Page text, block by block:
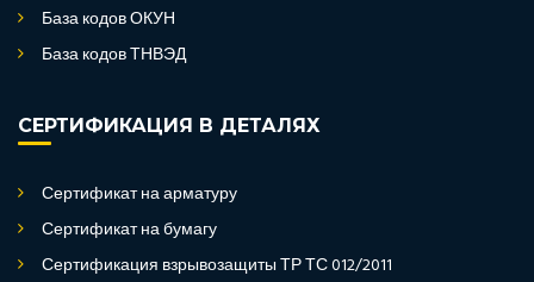
База кодов ОКУН
База кодов ТНВЭД
СЕРТИФИКАЦИЯ В ДЕТАЛЯХ
Сертификат на арматуру
Сертификат на бумагу
Сертификация взрывозащиты ТР ТС 012/2011